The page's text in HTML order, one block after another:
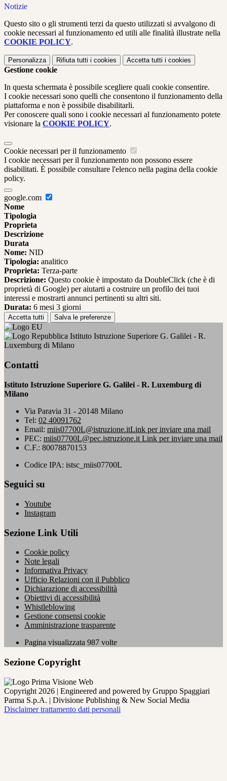
Notizie
Questo sito o gli strumenti terzi da questo utilizzati si avvalgono di
cookie necessari al funzionamento ed utili alle finalità illustrate nella
COOKIE POLICY.
Personalizza Rifiuta tutti i cookies Accetta tutti i cookies
Gestione cookie
In questa schermata è possibile scegliere quali cookie consentire.
I cookie necessari sono quelli che consentono il funzionamento della
piattaforma e non è possibile disabilitarli.
Per conoscere quali sono i cookie necessari al funzionamento potete
visionare la COOKIE POLICY.
Cookie necessari per il funzionamento
I cookie necessari per il funzionamento non possono essere
disabilitati. È possibile consultare l'elenco nella pagina della cookie
policy.
google.com
Nome
Tipologia
Proprieta
Descrizione
Durata
Nome: NID
Tipologia: analitico
Proprieta: Terza-parte
Descrizione: Questo cookie è impostato da DoubleClick (che è di
proprietà di Google) per aiutarti a costruire un profilo dei tuoi
interessi e mostrarti annunci pertinenti su altri siti.
Durata: 6 mesi 3 giorni
Accetta tutti Salva le preferenze
Istituto Istruzione Superiore G. Galilei - R.
Luxemburg di Milano
Contatti
Istituto Istruzione Superiore G. Galilei - R. Luxemburg di
Milano
Via Paravia 31 - 20148 Milano
Tel: 02 40091762
Email: miis07700L@istruzione.itLink per inviare una mail
PEC: miis07700L@pec.istruzione.it Link per inviare una mail
C.F.: 80078870153
Codice IPA: istsc_miis07700L
Seguici su
Youtube
Instagram
Sezione Link Utili
Cookie policy
Note legali
Informativa Privacy
Ufficio Relazioni con il Pubblico
Dichiarazione di accessibilità
Obiettivi di accessibilità
Whistleblowing
Gestione consensi cookie
Amministrazione trasparente
Pagina visualizzata 987 volte
Sezione Copyright
Copyright 2026 | Engineered and powered by Gruppo Spaggiari
Parma S.p.A. | Divisione Publishing & New Social Media
Disclaimer trattamento dati personali